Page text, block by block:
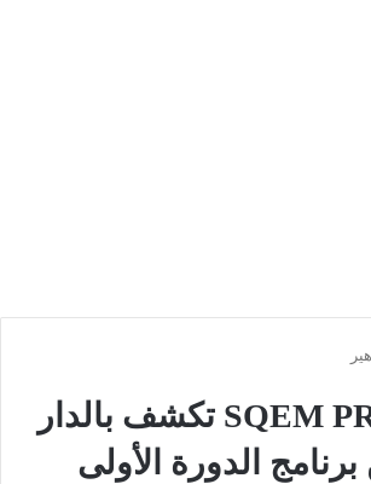
شركة SQEM PROD تكشف بالدار
برنامج الدورة الأولى